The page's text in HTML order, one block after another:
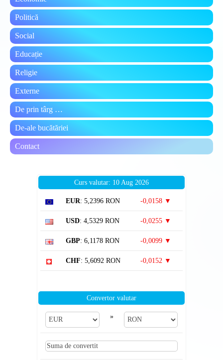
Politică
Social
Educație
Religie
Externe
De prin târg …
De-ale bucătăriei
Contact
Curs valutar: 10 Aug 2026
EUR: 5,2396 RON -0,0158 ▼
USD: 4,5329 RON -0,0255 ▼
GBP: 6,1178 RON -0,0099 ▼
CHF: 5,6092 RON -0,0152 ▼
Convertor valutar
»